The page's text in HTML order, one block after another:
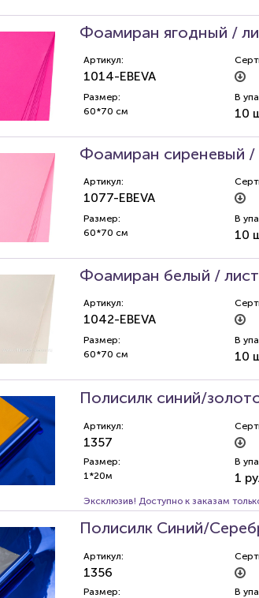
Фоамиран ягодный /
Артикул:
1014-EBEVA
Размер:
60*70 см
В
10
Фоамиран сиреневый /
Артикул:
1077-EBEVA
Размер:
60*70 см
В
10
Фоамиран белый /
Артикул:
1042-EBEVA
Размер:
60*70 см
В
10
Полисилк синий/
Артикул:
1357
Размер:
1*20м
В
1
Эксклюзив! Доступно к заказам
Полисилк Синий/
Артикул:
1356
Размер:
В